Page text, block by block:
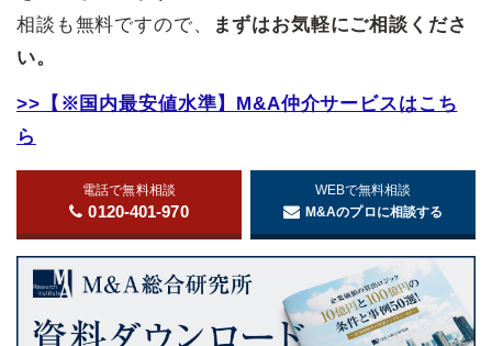
相談も無料ですので、
まずはお気軽にご相談くださ
い。
>>【※国内最安値水準】M&A仲介サービスはこち
ら
電話で無料相談
0120-401-970
WEBで無料相談
M&Aのプロに相談する